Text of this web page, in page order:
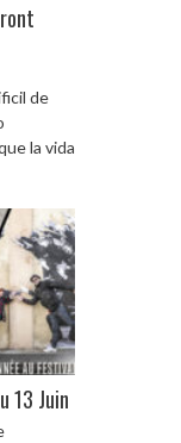
de
la vida
13 Juin